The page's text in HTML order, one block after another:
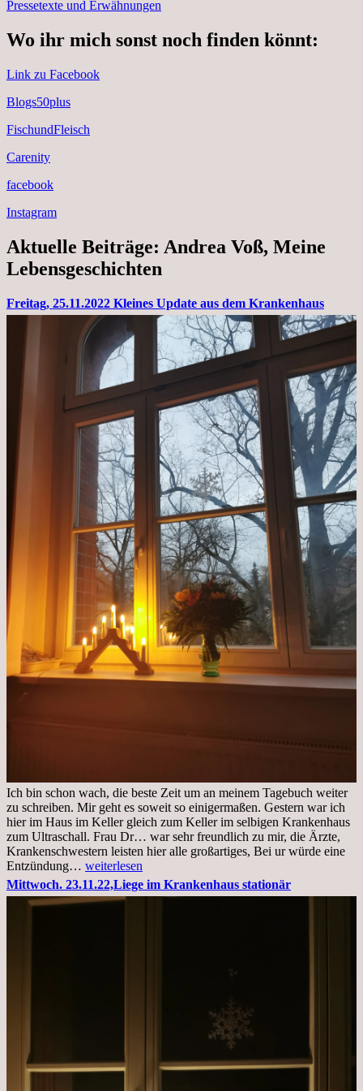
Pressetexte und Erwähnungen
Wo ihr mich sonst noch finden könnt:
Link zu Facebook
Blogs50plus
FischundFleisch
Carenity
facebook
Instagram
Aktuelle Beiträge: Andrea Voß, Meine
Lebensgeschichten
Freitag, 25.11.2022 Kleines Update aus dem Krankenhaus
Ich bin schon wach, die beste Zeit um an meinem Tagebuch weiter
zu schreiben. Mir geht es soweit so einigermaßen. Gestern war ich
hier im Haus im Keller gleich zum Keller im selbigen Krankenhaus
zum Ultraschall. Frau Dr… war sehr freundlich zu mir, die Ärzte,
Krankenschwestern leisten hier alle großartiges, Bei ur würde eine
Entzündung… Freitag,
25.11.2022
Kleines
weiterlesen
Mittwoch. 23.11.22,Liege im Krankenhaus stationär